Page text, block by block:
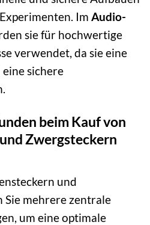
Im Audio-
sie für hochwertige
verwendet, da sie eine
sichere
beim Kauf von
Zwergsteckern
und
Sie mehrere zentrale
um eine optimale